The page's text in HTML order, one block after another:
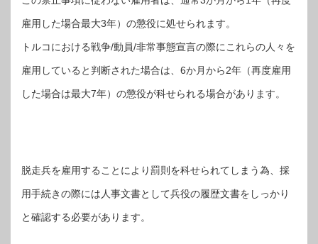
雇用した場合最大3年）の懲役に処せられます。
トルコにおける戦争/動員/非常事態宣言の際にこれらの人々を
雇用していると判断された場合は、6か月から2年（再度雇用
した場合は最大7年）の懲役が科せられる場合があります。
脱走兵を雇用することにより罰則を科せられてしまう為、採
用手続きの際には人事文書として兵役の履歴文書をしっかり
と確認する必要があります。